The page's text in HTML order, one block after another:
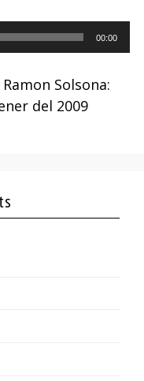
00:00
Solsona:
del 2009